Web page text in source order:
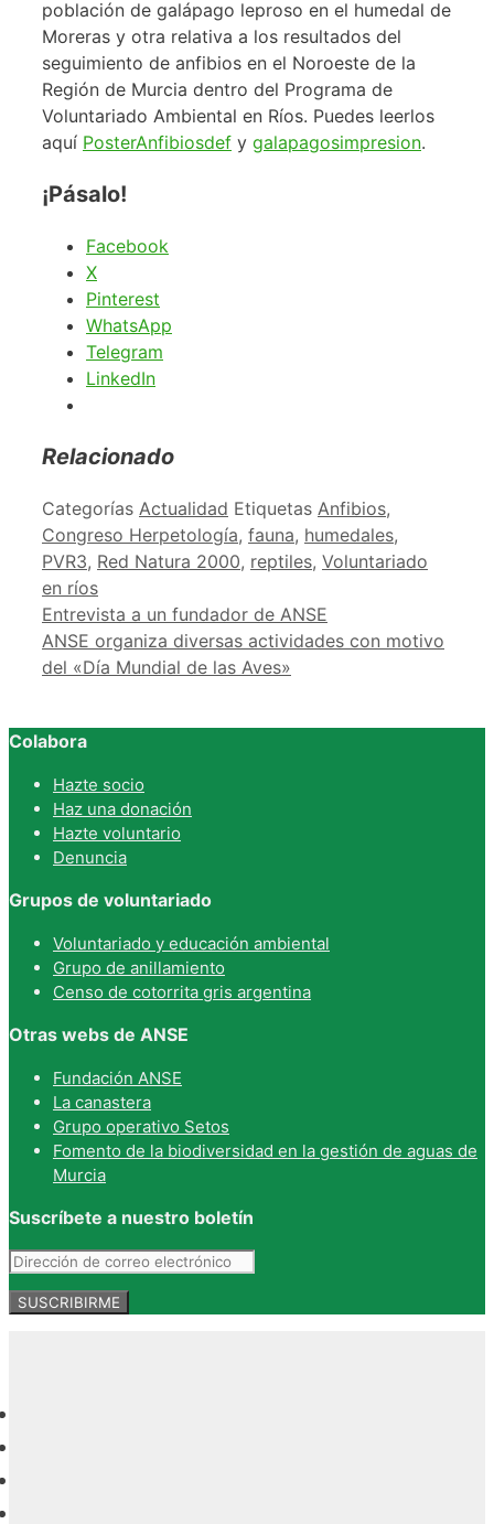
población de galápago leproso en el humedal de
Moreras y otra relativa a los resultados del
seguimiento de anfibios en el Noroeste de la
Región de Murcia dentro del Programa de
Voluntariado Ambiental en Ríos. Puedes leerlos
aquí PosterAnfibiosdef y galapagosimpresion.
¡Pásalo!
Facebook
X
Pinterest
WhatsApp
Telegram
LinkedIn
Relacionado
Categorías Actualidad Etiquetas Anfibios,
Congreso Herpetología, fauna, humedales,
PVR3, Red Natura 2000, reptiles, Voluntariado
en ríos
Entrevista a un fundador de ANSE
ANSE organiza diversas actividades con motivo
del «Día Mundial de las Aves»
Colabora
Hazte socio
Haz una donación
Hazte voluntario
Denuncia
Grupos de voluntariado
Voluntariado y educación ambiental
Grupo de anillamiento
Censo de cotorrita gris argentina
Otras webs de ANSE
Fundación ANSE
La canastera
Grupo operativo Setos
Fomento de la biodiversidad en la gestión de aguas de
Murcia
Suscríbete a nuestro boletín